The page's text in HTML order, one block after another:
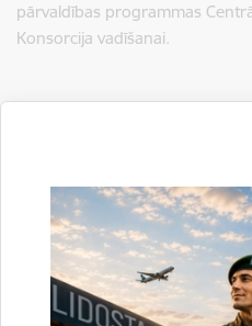
pārvaldības programmas
Konsorcija vadīšanai.
Informāciju sagatavoja: Māris
priekšnieks
Drukāt lapu